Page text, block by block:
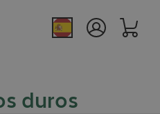
duros